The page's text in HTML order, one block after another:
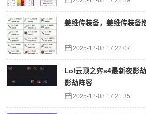
姜维传装备，姜维传装备
2025-12-08 17:22:07
Lol云顶之弈s4最新夜影
影劫阵容
2025-12-08 17:21:35